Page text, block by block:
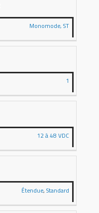
Monomode, ST
1
12 à 48 VDC
Étendue,Standard